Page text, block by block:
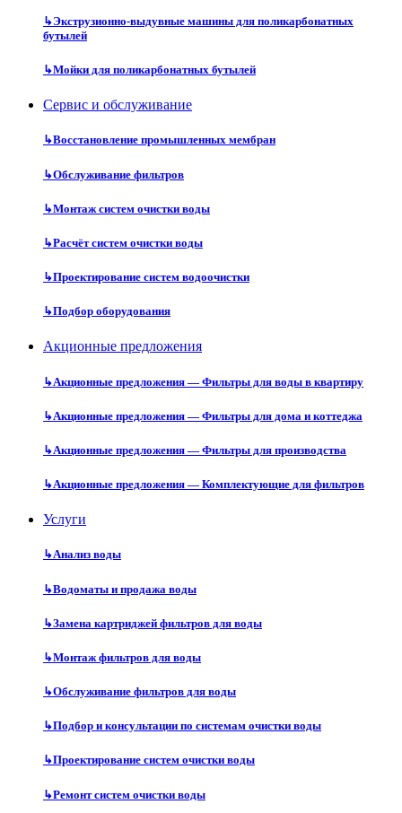
↳Экструзионно-выдувные машины для поликарбонатных
бутылей
↳Мойки для поликарбонатных бутылей
Сервис и обслуживание
↳Восстановление промышленных мембран
↳Обслуживание фильтров
↳Монтаж систем очистки воды
↳Расчёт систем очистки воды
↳Проектирование систем водоочистки
↳Подбор оборудования
Акционные предложения
↳Акционные предложения — Фильтры для воды в квартиру
↳Акционные предложения — Фильтры для дома и коттеджа
↳Акционные предложения — Фильтры для производства
↳Акционные предложения — Комплектующие для фильтров
Услуги
↳Анализ воды
↳Водоматы и продажа воды
↳Замена картриджей фильтров для воды
↳Монтаж фильтров для воды
↳Обслуживание фильтров для воды
↳Подбор и консультации по системам очистки воды
↳Проектирование систем очистки воды
↳Ремонт систем очистки воды